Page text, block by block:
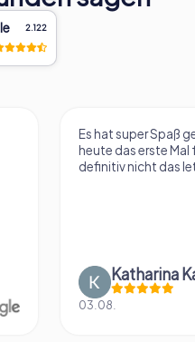
2.122
Es hat super Spaß
heute das erste Mal
definitiv nicht das
Katharina
03.08.